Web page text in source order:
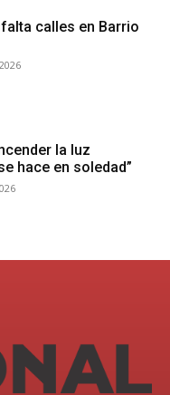
calles en Barrio
la luz
hace en soledad”